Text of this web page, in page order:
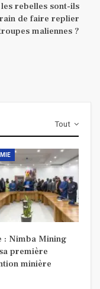
rebelles sont-ils
de faire replier
maliennes ?
Tout
: Nimba Mining
première
minière